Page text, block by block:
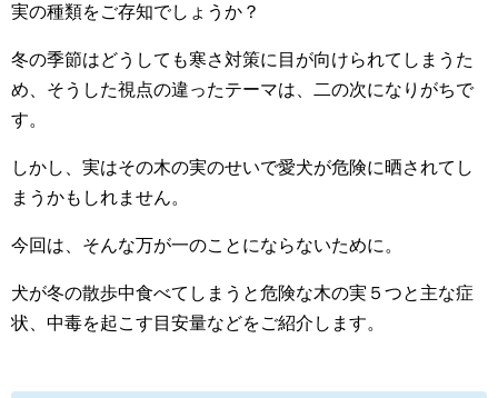
実の種類をご存知でしょうか？
冬の季節はどうしても寒さ対策に目が向けられてしまうた
め、そうした視点の違ったテーマは、二の次になりがちで
す。
しかし、実はその木の実のせいで愛犬が危険に晒されてし
まうかもしれません。
今回は、そんな万が一のことにならないために。
犬が冬の散歩中食べてしまうと危険な木の実５つと主な症
状、中毒を起こす目安量などをご紹介します。